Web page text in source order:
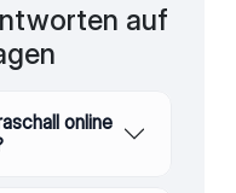
auf
online